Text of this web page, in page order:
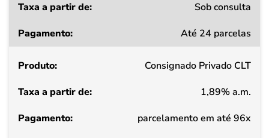
Sob consulta
Até 24 parcelas
Consignado Privado CLT
1,89% a.m.
parcelamento em até 96x